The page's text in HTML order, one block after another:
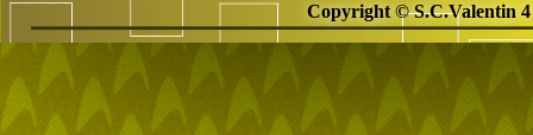
Copyright © S.C.Valentin